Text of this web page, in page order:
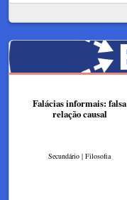
Falácias informais: falsa
relação causal
Secundário | Filosofia